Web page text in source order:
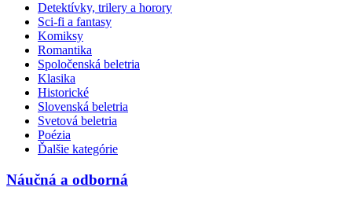
Detektívky, trilery a horory
Sci-fi a fantasy
Komiksy
Romantika
Spoločenská beletria
Klasika
Historické
Slovenská beletria
Svetová beletria
Poézia
Ďalšie kategórie
Náučná a odborná